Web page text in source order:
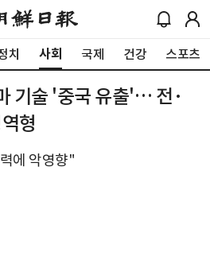
치 사회 국제 건강 스포츠
기술 '중국 유출'… 전·
형
에 악영향"